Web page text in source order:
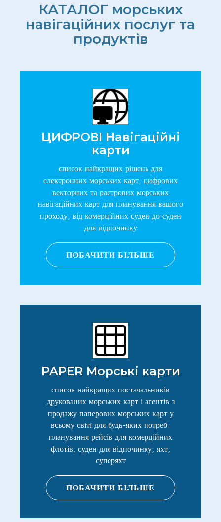
КАТАЛОГ морських
навігаційних послуг та
продуктів
ЦИФРОВІ Навігаційні
карти
список найкращих рішень для
електронних морських карт, цифрових
векторних та растрових морських
навігаційних карт для планування вашого
проходу, від комерційних суден до суден
для відпочинку
ПОБАЧИТИ БІЛЬШЕ
PAPER Морські карти
список найкращих постачальників
друкованих морських карт і агентів з
продажу паперових морських карт у
всьому світі для будь-яких потреб:
планування рейсів для комерційних
флотів, суден для відпочинку, яхт,
суперяхт
ПОБАЧИТИ БІЛЬШЕ